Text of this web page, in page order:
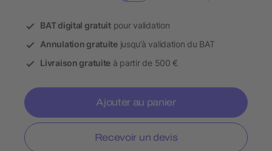
BAT digital gratuitpour validation
Annulation gratuitejusqu’à validation du BAT
Livraison gratuite à partir de 500 €
Ajouter au panier
Recevoir un devis